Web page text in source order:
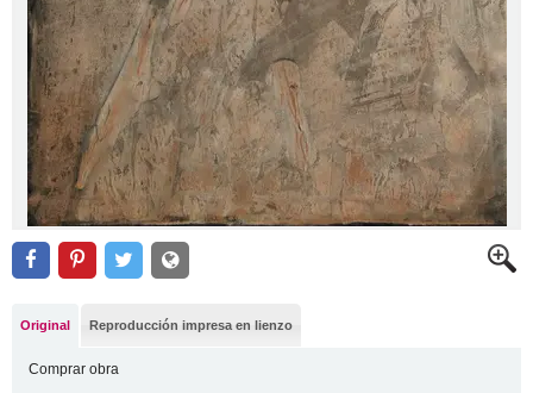
Original Reproducción impresa en lienzo
Comprar obra